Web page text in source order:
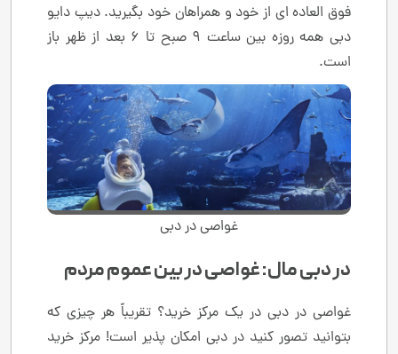
فوق العاده ای از خود و همراهان خود بگیرید. دیپ دایو
دبی همه روزه بین ساعت 9 صبح تا 6 بعد از ظهر باز
است.
غواصی در دبی
در دبی مال: غواصی در بین عموم مردم
غواصی در دبی در یک مرکز خرید؟ تقریباً هر چیزی که
بتوانید تصور کنید در دبی امکان پذیر است! مرکز خرید